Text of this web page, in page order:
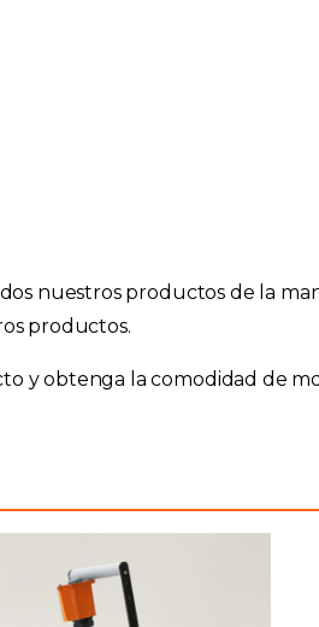
nuestros productos de la
productos.
obtenga la comodidad de